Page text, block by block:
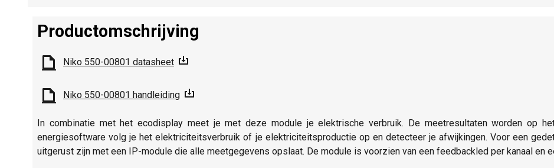
Productomschrijving
Niko 550-00801 datasheet
Niko 550-00801 handleiding
In combinatie met het ecodisplay meet je met deze module je elektrische verbruik. De meetresultaten worden op
energiesoftware volg je het elektriciteitsverbruik of je elektriciteitsproductie op en detecteer je afwijkingen. Voor een
uitgerust zijn met een IP-module die alle meetgegevens opslaat. De module is voorzien van een feedbackled per kanaal en